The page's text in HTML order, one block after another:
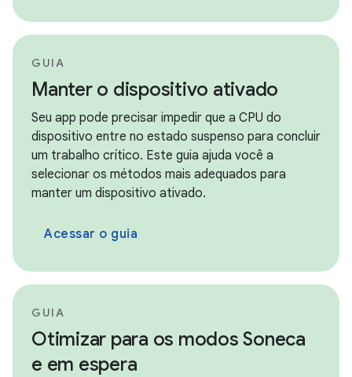
GUIA
Manter o dispositivo ativado
Seu app pode precisar impedir que a CPU do
dispositivo entre no estado suspenso para concluir
um trabalho crítico. Este guia ajuda você a
selecionar os métodos mais adequados para
manter um dispositivo ativado.
Acessar o guia
GUIA
Otimizar para os modos Soneca
e em espera